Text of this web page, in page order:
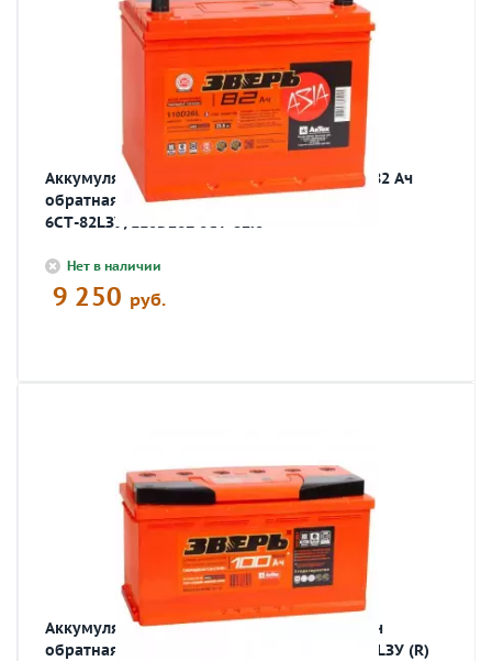
Аккумулятор автомобильный ЗВЕРЬ ASIA 82 Ач
обратная R+ EN 750A 260x175x225
6СТ-82LЗУ/110D26L 6СТ-82.0
Нет в наличии
9 250 руб.
Аккумулятор автомобильный ЗВЕРЬ 100 Ач
обратная R+ EN 940A 352x175x190 6СТ-100 LЗУ (R)